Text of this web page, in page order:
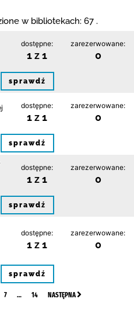
w bibliotekach: 67 .
dostępne:
1 z 1
zarezerwowane:
0
sprawdź
dostępne:
1 z 1
zarezerwowane:
0
sprawdź
dostępne:
1 z 1
zarezerwowane:
0
sprawdź
dostępne:
1 z 1
zarezerwowane:
0
sprawdź
7 … 14 NASTĘPNA